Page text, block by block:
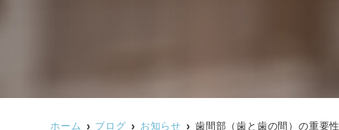
ホーム ブログ お知らせ 歯間部（歯と歯の間）の重要性